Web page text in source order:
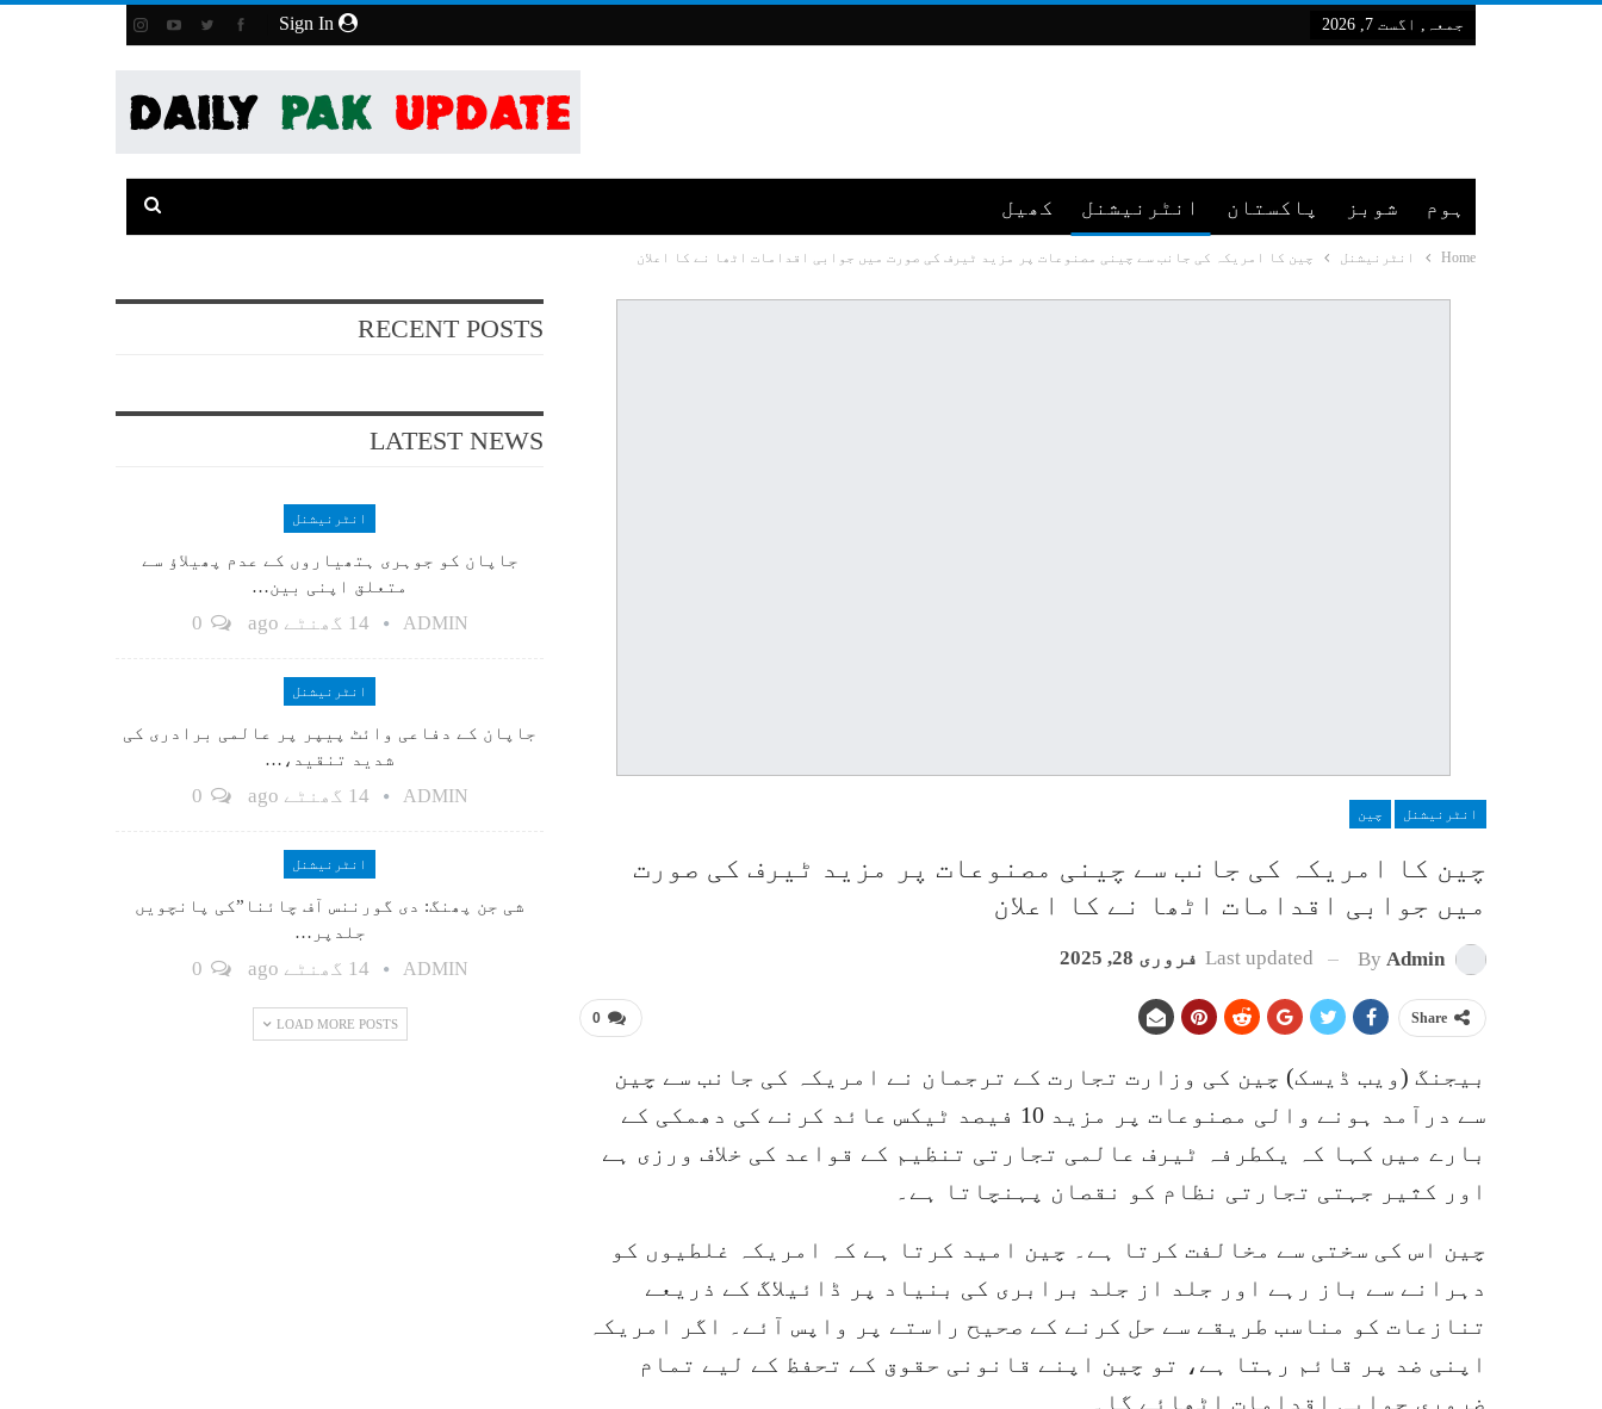
جمعہ, اگست 7, 2026
ہوم شوبز پاکستان انٹرنیشنل کھیل
Home انٹرنیشنل چین کا امریکہ کی جانب سے چینی مصنوعات پر مزید ٹیرف کی صورت میں جوابی اقدامات اٹھا نے کا اعلان
انٹرنیشنل چین
چین کا امریکہ کی جانب سے چینی مصنوعات پر مزید ٹیرف کی صورت
میں جوابی اقدامات اٹھا نے کا اعلان
By Admin
Last updated فروری 28, 2025
0 Share
بیجنگ (ویب ڈیسک) چین کی وزارت تجارت کے ترجمان نے امریکہ کی جانب سے چین
سے درآمد ہونے والی مصنوعات پر مزید 10 فیصد ٹیکس عائد کرنے کی دھمکی کے
بارے میں کہا کہ یکطرفہ ٹیرف عالمی تجارتی تنظیم کے قواعد کی خلاف ورزی ہے
اور کثیر جہتی تجارتی نظام کو نقصان پہنچاتا ہے۔
چین اس کی سختی سے مخالفت کرتا ہے۔ چین امید کرتا ہے کہ امریکہ غلطیوں کو
دہرانے سے باز رہے اور جلد از جلد برابری کی بنیاد پر ڈائیلاگ کے ذریعے
تنازعات کو مناسب طریقے سے حل کرنے کے صحیح راستے پر واپس آئے۔ اگر امریکہ
اپنی ضد پر قائم رہتا ہے، تو چین اپنے قانونی حقوق کے تحفظ کے لیے تمام
ضروری جوابی اقدامات اٹھائے گا۔
RECENT POSTS
LATEST NEWS
انٹرنیشنل
جاپان کو جوہری ہتھیاروں کے عدم پھیلاؤ سے
متعلق اپنی بین…
ADMIN 14 گھنٹے ago
انٹرنیشنل
جاپان کے دفاعی وائٹ پیپر پر عالمی برادری کی
شدید تنقید،…
ADMIN 14 گھنٹے ago
انٹرنیشنل
شی جن پھنگ: دی گورننس آف چائنا”کی پانچویں
جلدپر…
ADMIN 14 گھنٹے ago
LOAD MORE POSTS